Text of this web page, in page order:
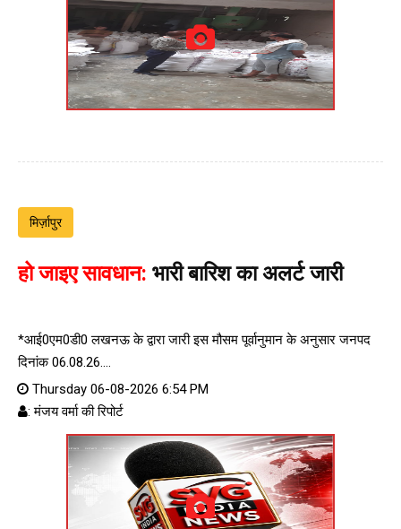
मिर्ज़ापुर
हो जाइए सावधान: भारी बारिश का अलर्ट जारी
*आई0एम0डी0 लखनऊ के द्वारा जारी इस मौसम पूर्वानुमान के अनुसार जनपद
दिनांक 06.08.26....
Thursday 06-08-2026 6:54 PM
: मंजय वर्मा की रिपोर्ट